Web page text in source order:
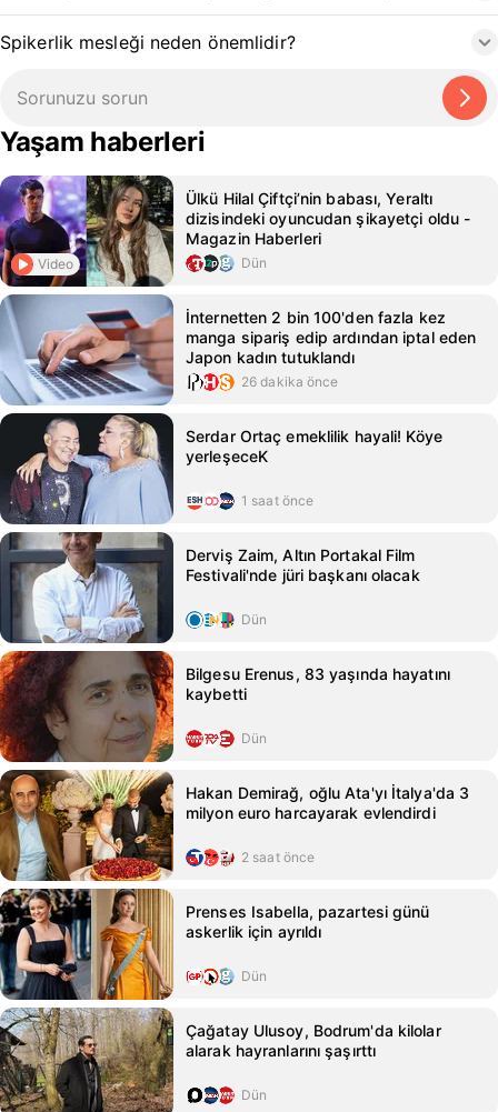
Spikerlik mesleği neden önemlidir?
Yaşam haberleri
Video
Ülkü Hilal Çiftçi’nin babası, Yeraltı
dizisindeki oyuncudan şikayetçi oldu -
Magazin Haberleri
Dün
İnternetten 2 bin 100'den fazla kez
manga sipariş edip ardından iptal eden
Japon kadın tutuklandı
26 dakika önce
Serdar Ortaç emeklilik hayali! Köye
yerleşeceK
1 saat önce
Derviş Zaim, Altın Portakal Film
Festivali'nde jüri başkanı olacak
Dün
Bilgesu Erenus, 83 yaşında hayatını
kaybetti
Dün
Hakan Demirağ, oğlu Ata'yı İtalya'da 3
milyon euro harcayarak evlendirdi
2 saat önce
Prenses Isabella, pazartesi günü
askerlik için ayrıldı
Dün
Çağatay Ulusoy, Bodrum'da kilolar
alarak hayranlarını şaşırttı
Dün